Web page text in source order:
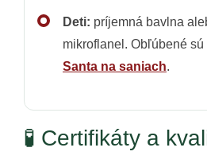
Deti: príjemná bavlna
mikroflanel. Obľúbené sú
Santa na saniach.
🧪 Certifikáty a